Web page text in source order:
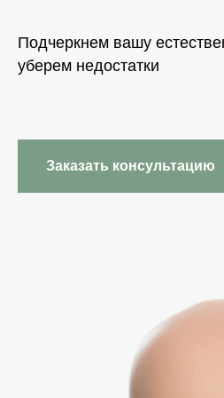
Подчеркнем вашу
уберем недостатки
Заказать консультацию